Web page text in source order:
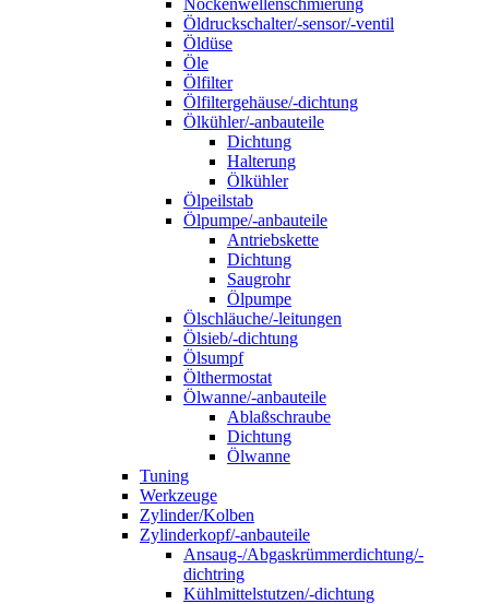
Nockenwellenschmierung
Öldruckschalter/-sensor/-ventil
Öldüse
Öle
Ölfilter
Ölfiltergehäuse/-dichtung
Ölkühler/-anbauteile
Dichtung
Halterung
Ölkühler
Ölpeilstab
Ölpumpe/-anbauteile
Antriebskette
Dichtung
Saugrohr
Ölpumpe
Ölschläuche/-leitungen
Ölsieb/-dichtung
Ölsumpf
Ölthermostat
Ölwanne/-anbauteile
Ablaßschraube
Dichtung
Ölwanne
Tuning
Werkzeuge
Zylinder/Kolben
Zylinderkopf/-anbauteile
Ansaug-/Abgaskrümmerdichtung/-
dichtring
Kühlmittelstutzen/-dichtung